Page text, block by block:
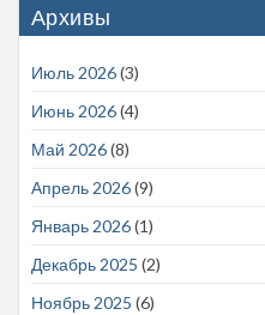
Архивы
Июль 2026(3)
Июнь 2026(4)
Май 2026(8)
Апрель 2026(9)
Январь 2026(1)
Декабрь 2025 (2)
Ноябрь 2025 (6)